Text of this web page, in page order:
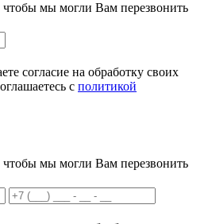
чтобы мы могли Вам перезвонить
согласие на обработку своих
с политикой
чтобы мы могли Вам перезвонить